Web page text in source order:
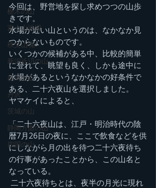
栃木の山
富士山近辺
秩父山塊
新潟近辺の山
群馬の山
丹沢
茨城の山
静岡方面の山
四国の山
今回は、野営地を探し求めつつの山歩
きです。
水場が近い山というのは、なかなか見
つからないものです。
いくつかの候補がある中、比較的簡単
に登れて、眺望も良く、しかも途中に
水場があるというなかなかの好条件で
ある、二十六夜山を選択しました。
ヤマケイによると、
「二十六夜山は、江戸・明治時代の陰
暦7月26日の夜に、ここで飲食などを供
にしながら月の出を待つ二十六夜待ち
の行事があったことから、この山名と
なっている。